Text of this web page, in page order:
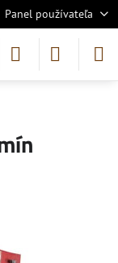
Panel používateľa